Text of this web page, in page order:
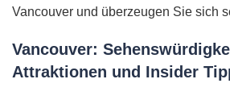
Vancouver und überzeugen Sie sich
Vancouver:
Attraktionen und Insider